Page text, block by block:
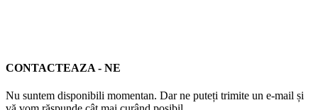
CONTACTEAZA - NE
Nu suntem disponibili momentan. Dar ne puteți trimite un e-mail și